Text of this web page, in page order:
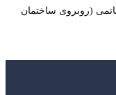
(روبروی ساختمان